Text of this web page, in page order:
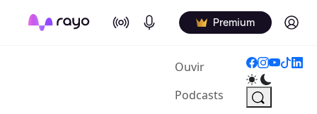
On Air Podcasts Premium Log in
Ouvir(current)
Podcasts